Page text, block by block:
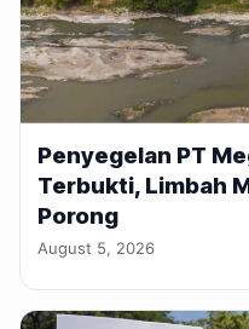
Penyegelan PT
Terbukti, Limbah
Porong
August 5, 2026